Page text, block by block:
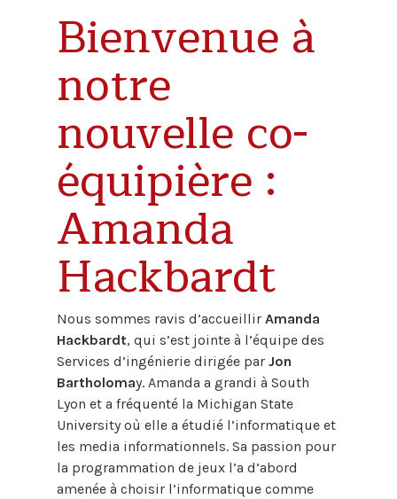
Bienvenue à
notre
nouvelle co-
équipière :
Amanda
Hackbardt
Nous sommes ravis d’accueillir Amanda
Hackbardt, qui s’est jointe à l’équipe des
Services d’ingénierie dirigée par Jon
Bartholomay. Amanda a grandi à South
Lyon et a fréquenté la Michigan State
University où elle a étudié l’informatique et
les media informationnels. Sa passion pour
la programmation de jeux l’a d’abord
amenée à choisir l’informatique comme